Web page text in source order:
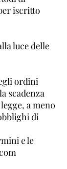
iscritto
luce delle
ordini
scadenza
a meno
di
e le